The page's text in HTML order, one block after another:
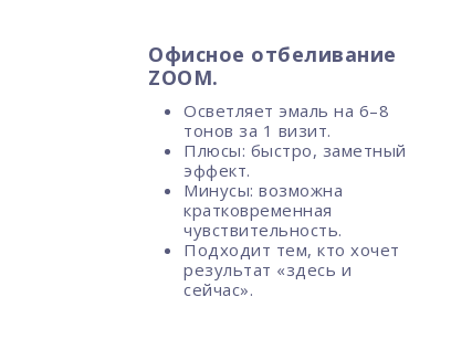
Офисное отбеливание
ZOOM.
Осветляет эмаль на 6–8
тонов за 1 визит.
Плюсы: быстро, заметный
эффект.
Минусы: возможна
кратковременная
чувствительность.
Подходит тем, кто хочет
результат «здесь и
сейчас».